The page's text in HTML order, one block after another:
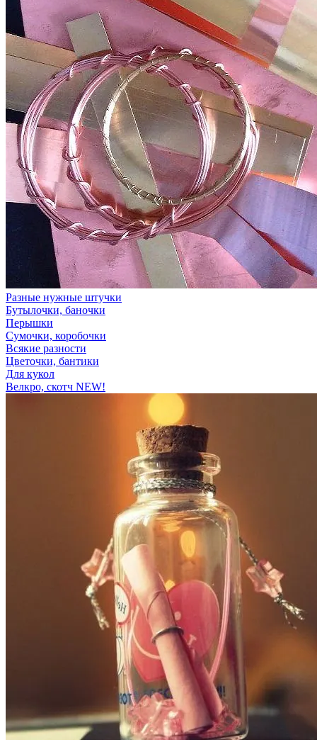
Разные нужные штучки
Бутылочки, баночки
Перышки
Сумочки, коробочки
Всякие разности
Цветочки, бантики
Для кукол
Велкро, скотч NEW!